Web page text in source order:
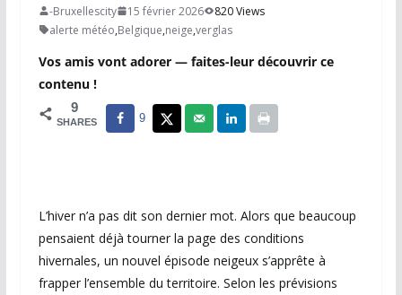
-Bruxellescity 15 février 2026
820 Views
alerte météo,Belgique,neige,verglas
Vos amis vont adorer — faites-leur découvrir ce
contenu !
9
SHARES 9
L’hiver n’a pas dit son dernier mot. Alors que beaucoup
pensaient déjà tourner la page des conditions
hivernales, un nouvel épisode neigeux s’apprête à
frapper l’ensemble du territoire. Selon les prévisions